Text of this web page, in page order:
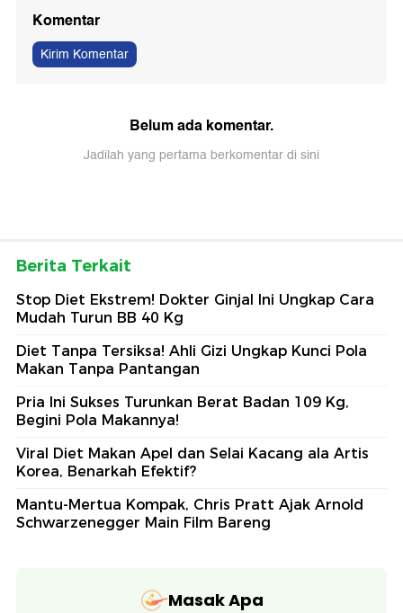
Komentar
Kirim Komentar
Belum ada komentar.
Jadilah yang pertama berkomentar di sini
Berita Terkait
Stop Diet Ekstrem! Dokter Ginjal Ini Ungkap Cara
Mudah Turun BB 40 Kg
Diet Tanpa Tersiksa! Ahli Gizi Ungkap Kunci Pola
Makan Tanpa Pantangan
Pria Ini Sukses Turunkan Berat Badan 109 Kg,
Begini Pola Makannya!
Viral Diet Makan Apel dan Selai Kacang ala Artis
Korea, Benarkah Efektif?
Mantu-Mertua Kompak, Chris Pratt Ajak Arnold
Schwarzenegger Main Film Bareng
Masak Apa